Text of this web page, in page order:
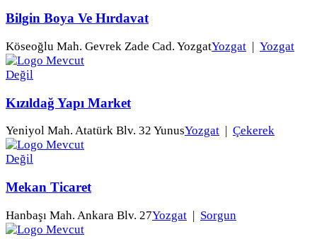
Bilgin Boya Ve Hırdavat
Köseoğlu Mah. Gevrek Zade Cad. YozgatYozgat | Yozgat
Kızıldağ Yapı Market
Yeniyol Mah. Atatürk Blv. 32 YunusYozgat Çekerek
Mekan Ticaret
Hanbaşı Mah. Ankara Blv. 27Yozgat | Sorgun